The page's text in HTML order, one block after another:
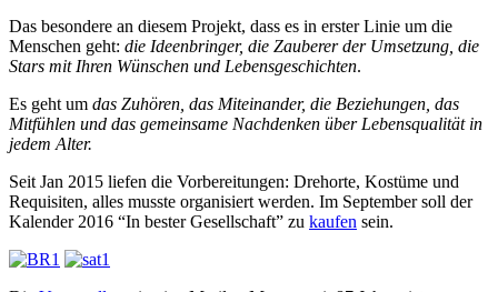
Das besondere an diesem Projekt, dass es in erster Linie um die
Menschen geht: die Ideenbringer, die Zauberer der Umsetzung, die
Stars mit Ihren Wünschen und Lebensgeschichten.
Es geht um das Zuhören, das Miteinander, die Beziehungen, das
Mitfühlen und das gemeinsame Nachdenken über Lebensqualität in
jedem Alter.
Seit Jan 2015 liefen die Vorbereitungen: Drehorte, Kostüme und
Requisiten, alles musste organisiert werden. Im September soll der
Kalender 2016 “In bester Gesellschaft” zu kaufen sein.